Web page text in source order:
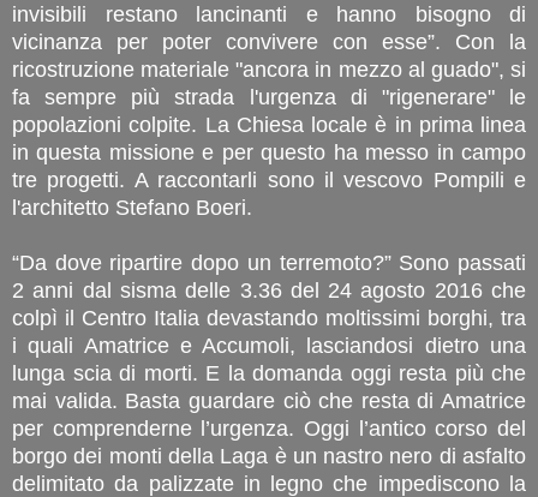
invisibili restano lancinanti e hanno bisogno di
vicinanza per poter convivere con esse”. Con la
ricostruzione materiale "ancora in mezzo al guado", si
fa sempre più strada l'urgenza di "rigenerare" le
popolazioni colpite. La Chiesa locale è in prima linea
in questa missione e per questo ha messo in campo
tre progetti. A raccontarli sono il vescovo Pompili e
l'architetto Stefano Boeri.
“Da dove ripartire dopo un terremoto?” Sono passati
2 anni dal sisma delle 3.36 del 24 agosto 2016 che
colpì il Centro Italia devastando moltissimi borghi, tra
i quali Amatrice e Accumoli, lasciandosi dietro una
lunga scia di morti. E la domanda oggi resta più che
mai valida. Basta guardare ciò che resta di Amatrice
per comprenderne l’urgenza. Oggi l’antico corso del
borgo dei monti della Laga è un nastro nero di asfalto
delimitato da palizzate in legno che impediscono la